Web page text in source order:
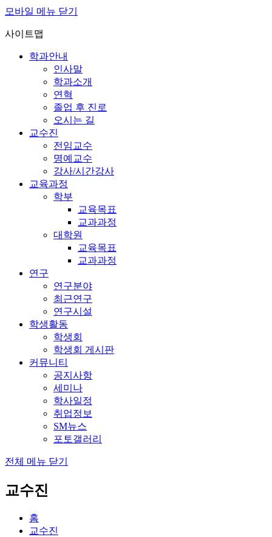
모바일 메뉴 닫기
사이트맵
학과안내
인사말
학과소개
연혁
졸업 후 진로
오시는 길
교수진
전임교수
명예교수
강사/시간강사
교육과정
학부
교육목표
교과과정
대학원
교육목표
교과과정
연구
연구분야
최근연구
연구시설
학생활동
학생회
학생회 게시판
커뮤니티
공지사항
세미나
학사일정
취업정보
SM뉴스
포토갤러리
전체 메뉴 닫기
교수진
홈
교수진